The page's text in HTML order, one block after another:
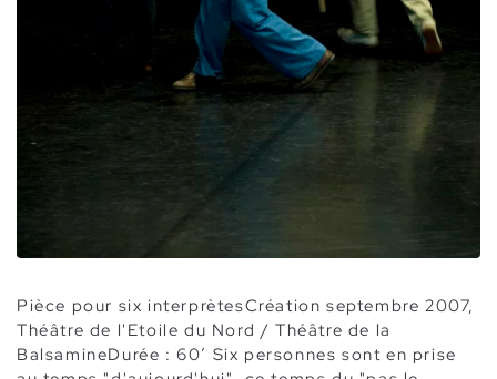
Pièce pour six interprètesCréation septembre 2007,
Théâtre de l'Etoile du Nord / Théâtre de la
Balsamine​Durée : 60’ Six personnes sont en prise